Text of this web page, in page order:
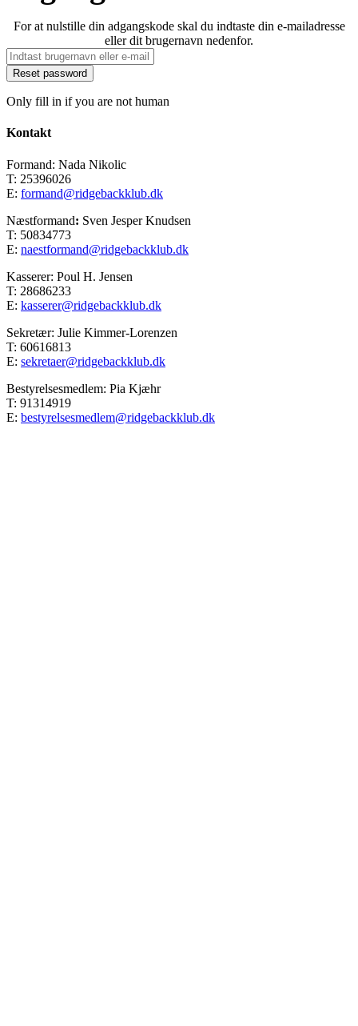
For at nulstille din adgangskode skal du indtaste din e-mailadresse
eller dit brugernavn nedenfor.
Only fill in if you are not human
Kontakt
Formand: Nada Nikolic
T: 25396026
E: formand@ridgebackklub.dk
Næstformand: Sven Jesper Knudsen
T: 50834773
E: naestformand@ridgebackklub.dk
Kasserer: Poul H. Jensen
T: 28686233
E: kasserer@ridgebackklub.dk
Sekretær: Julie Kimmer-Lorenzen
T: 60616813
E: sekretaer@ridgebackklub.dk
Bestyrelsesmedlem: Pia Kjæhr
T: 91314919
E: bestyrelsesmedlem@ridgebackklub.dk